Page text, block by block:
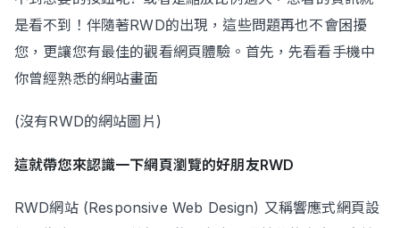
Contact Us
是看不到！伴隨著RWD的出現，這些問題再也不會困擾
您，更讓您有最佳的觀看網頁體驗。首先，先看看手機中
你曾經熟悉的網站畫面
(沒有RWD的網站圖片)
這就帶您來認識一下網頁瀏覽的好朋友RWD
RWD網站 (Responsive Web Design) 又稱響應式網頁設